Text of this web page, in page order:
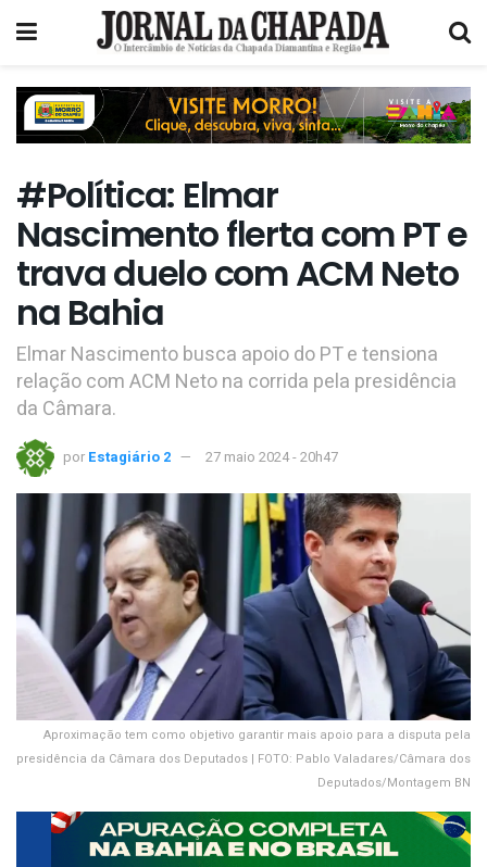
#Política: Elmar
Nascimento flerta com PT e
trava duelo com ACM Neto
na Bahia
Elmar Nascimento busca apoio do PT e tensiona
relação com ACM Neto na corrida pela presidência
da Câmara.
por Estagiário 2 27 maio 2024 - 20h47
Aproximação tem como objetivo garantir mais apoio para a disputa pela
presidência da Câmara dos Deputados | FOTO: Pablo Valadares/Câmara dos
Deputados/Montagem BN